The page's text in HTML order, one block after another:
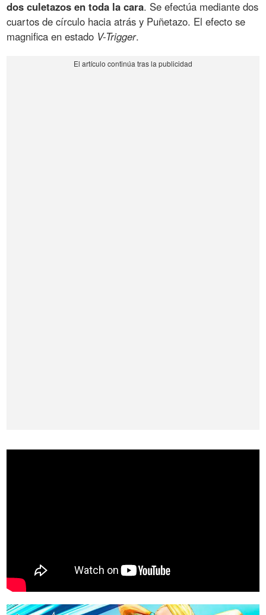
dos culetazos en toda la cara. Se efectúa mediante dos
cuartos de círculo hacia atrás y Puñetazo. El efecto se
magnifica en estado V-Trigger.